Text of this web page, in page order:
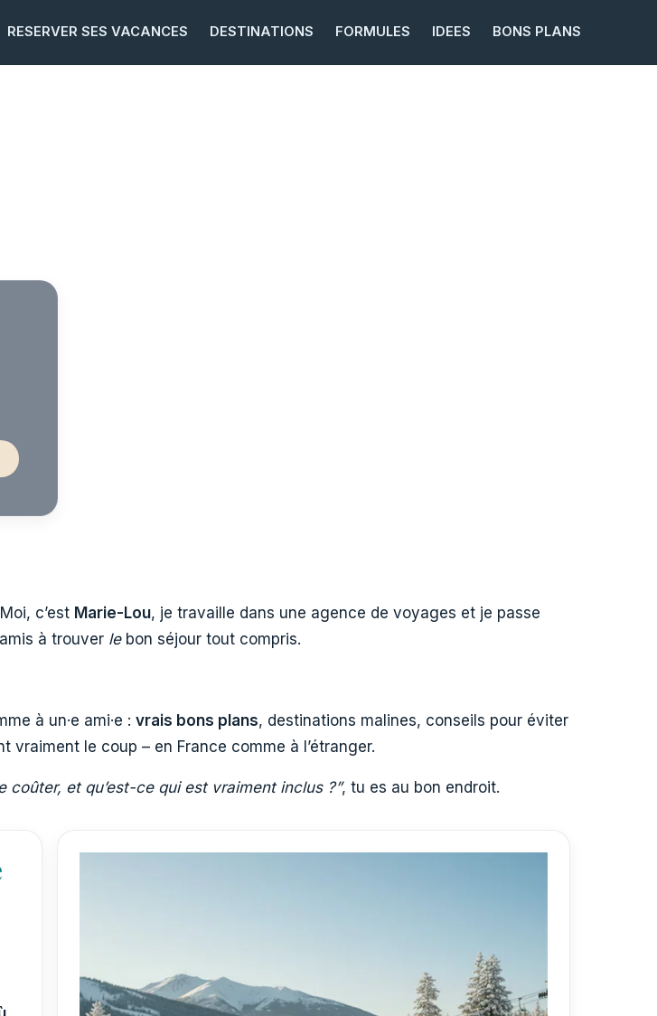
RESERVER SES VACANCES DESTINATIONS FORMULES IDEES BONS PLANS
c’est Marie-Lou, je travaille dans une agence de voyages et je passe
à trouver lebon séjour tout compris.
à un·e ami·e : vrais bons plans, destinations malines, conseils pour éviter
le coup – en France comme à l’étranger.
coûter, et qu’est-ce qui est vraiment inclus ?”, tu es au bon endroit.